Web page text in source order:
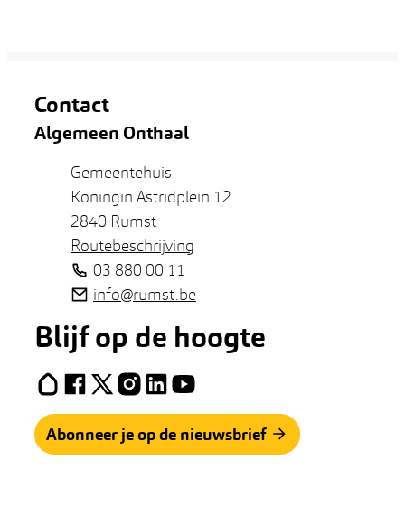
Contact
Algemeen Onthaal
AdresGemeentehuis
Koningin Astridplein 12
,2840 Rumst
Routebeschrijving
03 880 00 11
E-mail
info@rumst.be
Blijf op de hoogte
HoplrFacebook
X (Twitter)
Instagram
LinkedInYouTube
Abonneer je op de nieuwsbrief